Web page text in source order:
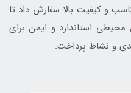
و کیفیت بالا سفارش داد تا
استاندارد و ایمن برای
و نشاط پرداخت.